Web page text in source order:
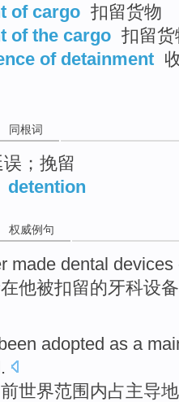
of cargo 扣留货物
of the cargo 扣留货
of detainment
同根词
；挽留
detention
权威例句
made dental devices
在他被扣留的牙科设备
adopted as a
.
世界范围内占主导